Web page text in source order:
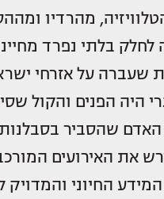
מהרדיו
לחלק בלתי נפרד
שעברה על אזרחי
היה הפנים והקול
האדם שהסביר
את האירועים
החיוני והמדויק